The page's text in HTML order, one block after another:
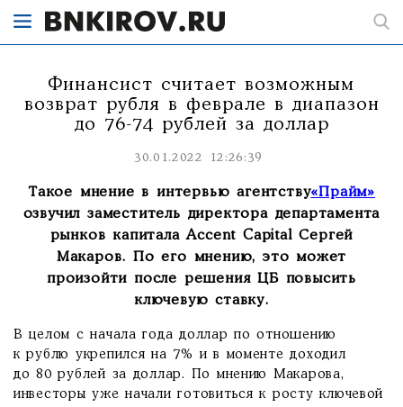
Финансист считает возможным
возврат рубля в феврале в диапазон
до 76-74 рублей за доллар
30.01.2022 12:26:39
Такое мнение в интервью агентству«Прайм»
озвучил заместитель директора департамента
рынков капитала Accent Capital Сергей
Макаров. По его мнению, это может
произойти после решения ЦБ повысить
ключевую ставку.
В целом с начала года доллар по отношению
к рублю укрепился на 7% и в моменте доходил
до 80 рублей за доллар. По мнению Макарова,
инвесторы уже начали готовиться к росту ключевой